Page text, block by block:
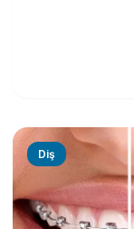
Diş